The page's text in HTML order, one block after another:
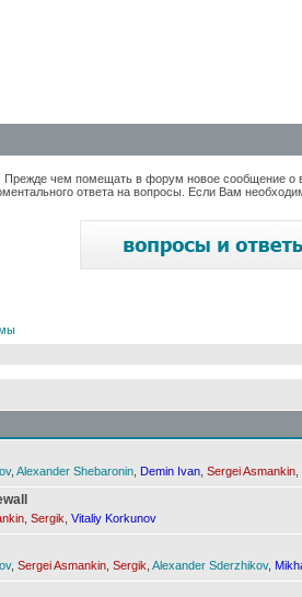
чем помещать в форум новое сообщение о
ответа на вопросы. Если Вам
, Alexander Shebaronin Demin Ivan Sergei Asmankin
Sergik Vitaliy Korkunov
, Sergei Asmankin Sergik Alexander Sderzhikov,